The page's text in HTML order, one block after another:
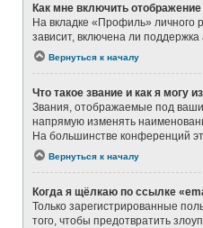
Как мне включить
На вкладке «Профиль» личного
зависит, включена ли
Вернуться к началу
Что такое звание и как я могу
Звания, отображаемые под
напрямую изменять
На большинстве конференций
Вернуться к началу
Когда я щёлкаю по ссылке
Только зарегистрированные
того, чтобы предотвратить